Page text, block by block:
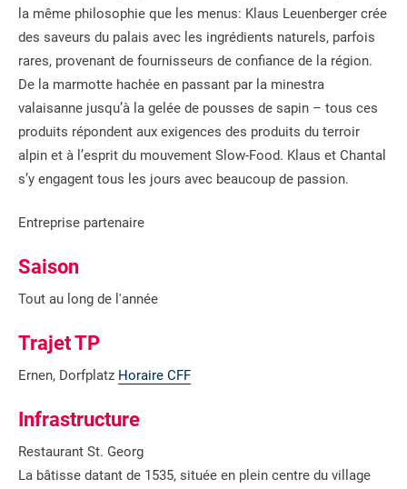
la même philosophie que les menus: Klaus Leuenberger crée
des saveurs du palais avec les ingrédients naturels, parfois
rares, provenant de fournisseurs de confiance de la région.
De la marmotte hachée en passant par la minestra
valaisanne jusqu’à la gelée de pousses de sapin – tous ces
produits répondent aux exigences des produits du terroir
alpin et à l’esprit du mouvement Slow-Food. Klaus et Chantal
s’y engagent tous les jours avec beaucoup de passion.
Entreprise partenaire
Saison
Tout au long de l'année
Trajet TP
Ernen, Dorfplatz Horaire CFF
Infrastructure
Restaurant St. Georg
La bâtisse datant de 1535, située en plein centre du village